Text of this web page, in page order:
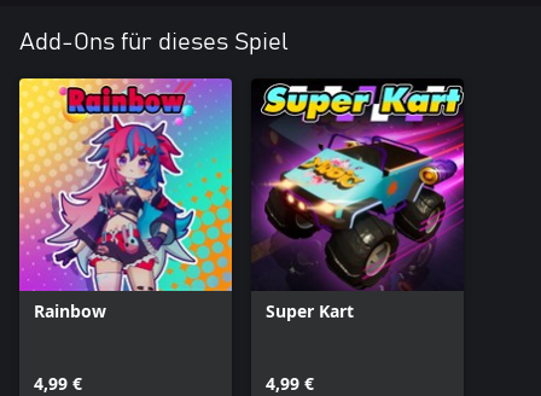
Add-Ons für dieses Spiel
Rainbow
4,99 €
Super Kart
4,99 €